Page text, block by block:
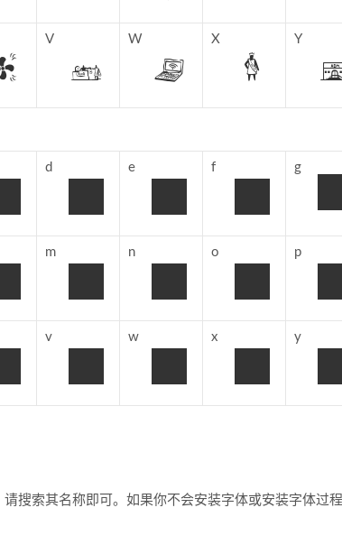
V W X Y
d e f g
m n o p
v w x y
搜索其名称即可。如果你不会安装字体或安装字体过